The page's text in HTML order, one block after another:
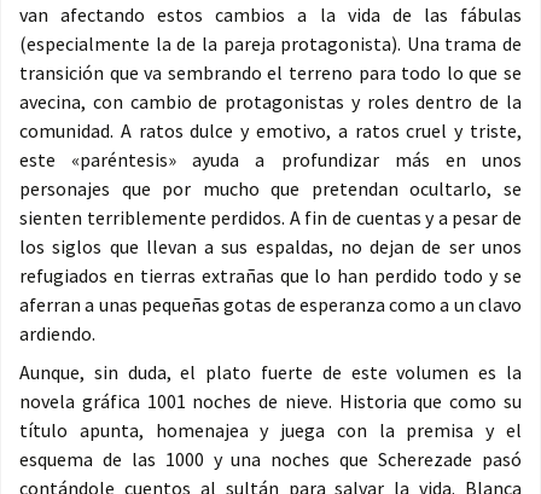
van afectando estos cambios a la vida de las fábulas
(especialmente la de la pareja protagonista). Una trama de
transición que va sembrando el terreno para todo lo que se
avecina, con cambio de protagonistas y roles dentro de la
comunidad. A ratos dulce y emotivo, a ratos cruel y triste,
este «paréntesis» ayuda a profundizar más en unos
personajes que por mucho que pretendan ocultarlo, se
sienten terriblemente perdidos. A fin de cuentas y a pesar de
los siglos que llevan a sus espaldas, no dejan de ser unos
refugiados en tierras extrañas que lo han perdido todo y se
aferran a unas pequeñas gotas de esperanza como a un clavo
ardiendo.
Aunque, sin duda, el plato fuerte de este volumen es la
novela gráfica 1001 noches de nieve. Historia que como su
título apunta, homenajea y juega con la premisa y el
esquema de las 1000 y una noches que Scherezade pasó
contándole cuentos al sultán para salvar la vida. Blanca